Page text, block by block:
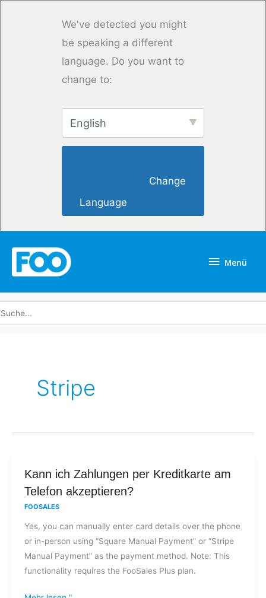
We've detected you might
be speaking a different
language. Do you want to
change to:
English
Language
Menü
Stripe
Kann ich Zahlungen per Kreditkarte am
Telefon akzeptieren?
FOOSALES
Yes, you can manually enter card details over the phone
or in-person using “Square Manual Payment” or “Stripe
Manual Payment” as the payment method. Note: This
functionality requires the FooSales Plus plan.
Kann
ich
Kreditkarte
am
Telefon
akzeptieren?